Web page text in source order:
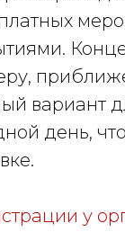
вариант
день,
у